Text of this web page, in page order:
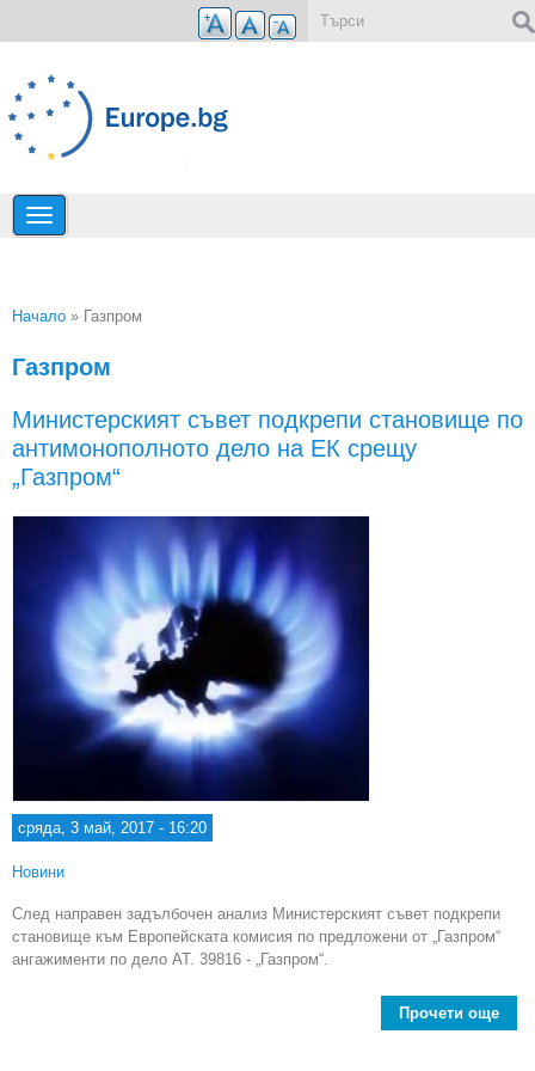
Премини към основното съдържание
Начало » Газпром
Газпром
Министерският съвет подкрепи становище по
антимонополното дело на ЕК срещу
„Газпром“
сряда, 3 май, 2017 - 16:20
Новини
След направен задълбочен анализ Министерският съвет подкрепи
становище към Европейската комисия по предложени от „Газпром“
ангажименти по дело АТ. 39816 - „Газпром“.
Прочети още